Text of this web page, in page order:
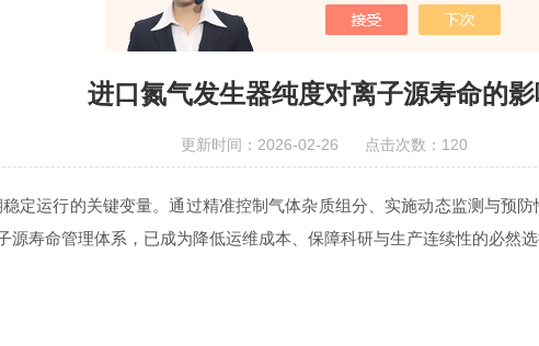
进口氮气发生器纯度对离子源寿命的
更新时间：2026-02-26 点击次数：120
定运行的关键变量。通过精准控制气体杂质组分、实施动态监测与预
寿命管理体系，已成为降低运维成本、保障科研与生产连续性的必然选